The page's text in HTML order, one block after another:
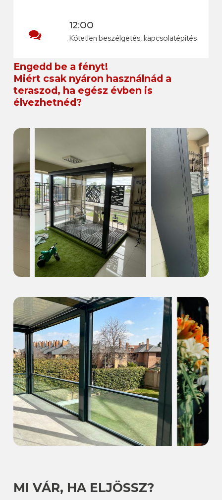
12:00
Kötetlen beszélgetés, kapcsolatépítés
Engedd be a fényt!
Miért csak nyáron használnád a
teraszod, ha egész évben is
élvezhetnéd?
MI VÁR, HA ELJÖSSZ?